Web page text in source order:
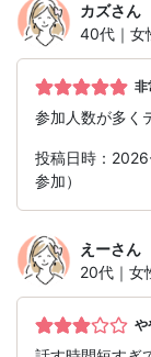
カズさん
40代｜女
非
参加人数が多く
投稿日時：
参加）
えーさん
20代｜女
や